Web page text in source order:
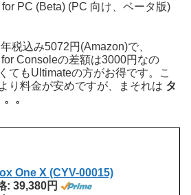
PC (Beta) (PC 向け、ベータ版)
税込み5072円(Amazon)で、
Consoleの差額は3000円なの
てもUltimateの方がお得です。こ
り料金が安めですが、まそれは タ
。
One X (CYV-00015)
: 39,380円